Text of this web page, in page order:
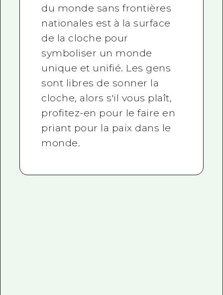
du monde sans frontières
nationales est à la surface
de la cloche pour
symboliser un monde
unique et unifié. Les gens
sont libres de sonner la
cloche, alors s'il vous plaît,
profitez-en pour le faire en
priant pour la paix dans le
monde.